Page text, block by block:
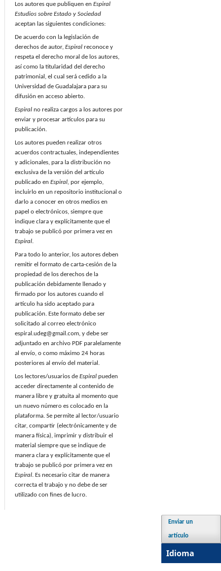
Los autores que publiquen en Espiral
Estudios sobre Estado y Sociedad
aceptan las siguientes condiciones:
De acuerdo con la legislación de
derechos de autor, Espiral reconoce y
respeta el derecho moral de los autores,
así como la titularidad del derecho
patrimonial, el cual será cedido a la
Universidad de Guadalajara para su
difusión en acceso abierto.
Espiral no realiza cargos a los autores por
enviar y procesar artículos para su
publicación.
Los autores pueden realizar otros
acuerdos contractuales, independientes
y adicionales, para la distribución no
exclusiva de la versión del artículo
publicado en Espiral, por ejemplo,
incluirlo en un repositorio institucional o
darlo a conocer en otros medios en
papel o electrónicos, siempre que
indique clara y explícitamente que el
trabajo se publicó por primera vez en
Espiral
Para todo lo anterior, los autores deben
remitir el formato de carta-cesión de la
propiedad de los derechos de la
publicación debidamente llenado y
firmado por los autores cuando el
artículo ha sido aceptado para
publicación. Este formato debe ser
solicitado al correo electrónico
espiral.udeg@gmail.com, y debe ser
adjuntado en archivo PDF paralelamente
al envío, o como máximo 24 horas
posteriores al envío del material.
Los lectores/usuarios de Espiral pueden
acceder directamente al contenido de
manera libre y gratuita al momento que
un nuevo número es colocado en la
plataforma. Se permite al lector/usuario
citar, compartir (electrónicamente y de
manera física), imprimir y distribuir el
material siempre que se indique de
manera clara y explícitamente que el
trabajo se publicó por primera vez en
Espiral . Es necesario citar de manera
correcta el trabajo y no debe de ser
utilizado con fines de lucro.
Enviar un
artículo
Idioma